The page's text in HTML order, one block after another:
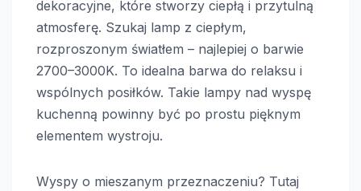
dekoracyjne, które stworzy ciepłą i przytulną
atmosferę. Szukaj lamp z ciepłym,
rozproszonym światłem – najlepiej o barwie
2700–3000K. To idealna barwa do relaksu i
wspólnych posiłków. Takie lampy nad wyspę
kuchenną powinny być po prostu pięknym
elementem wystroju.
Wyspy o mieszanym przeznaczeniu? Tutaj